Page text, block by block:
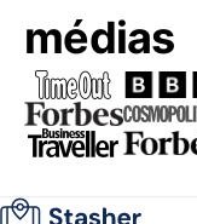
médias